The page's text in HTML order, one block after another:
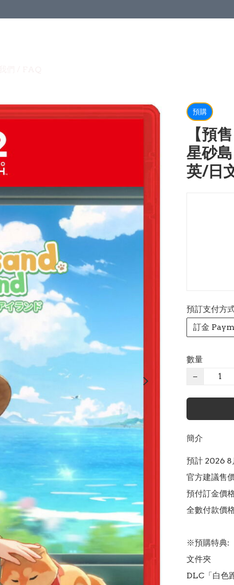
預購
【預
星砂
英/日
預訂支付方
訂金
數量
−
簡介
預計 2026
官方建議售
預付訂金價
全數付款價
※預購特典:
文件夾
DLC「白色